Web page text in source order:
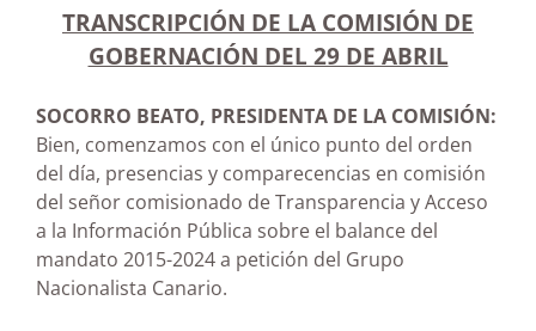
TRANSCRIPCIÓN DE LA COMISIÓN DE
GOBERNACIÓN DEL 29 DE ABRIL
SOCORRO BEATO, PRESIDENTA DE LA COMISIÓN:
Bien, comenzamos con el único punto del orden
del día, presencias y comparecencias en comisión
del señor comisionado de Transparencia y Acceso
a la Información Pública sobre el balance del
mandato 2015-2024 a petición del Grupo
Nacionalista Canario.